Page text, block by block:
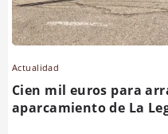
Actualidad
Cien mil euros para
aparcamiento de La